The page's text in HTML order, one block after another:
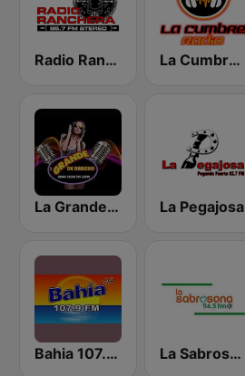
Radio Ranchera La Cumbre Radio
La Grande de Rancho La Pegajosa
Bahia 107.9 FM La Sabrosona